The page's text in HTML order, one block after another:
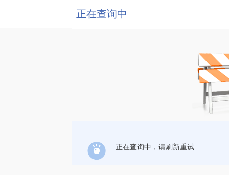
正在查询中
正在查询中，请刷新重试